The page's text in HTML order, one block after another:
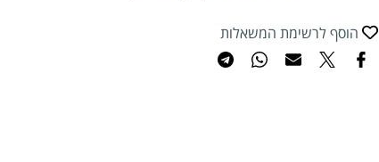
הוסף לרשימת המשאלות